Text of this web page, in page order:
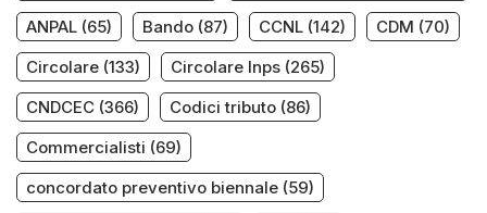
ANPAL (65) Bando (87) CCNL (142) CDM (70)
Circolare (133) Circolare Inps (265)
CNDCEC (366) Codici tributo (86)
Commercialisti (69)
concordato preventivo biennale (59)